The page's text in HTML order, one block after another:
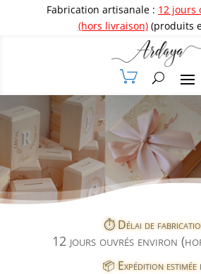
Fabrication artisanale : 12 jours
(hors livraison)(produits
⏱️ Délai de
12 jours ouvrés environ
📦 Expédition estimée